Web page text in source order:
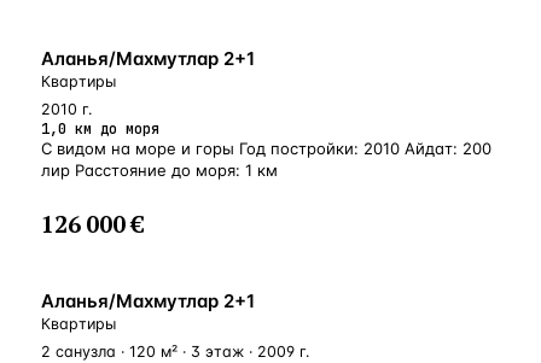
БЛИЗКО К МОРЮ
Аланья/Махмутлар 2+1
Квартиры
2010 г.
1,0 км до моря
С видом на море и горы Год постройки: 2010 Айдат: 200
лир Расстояние до моря: 1 км
126 000 €
У МОРЯ
Аланья/Махмутлар 2+1
Квартиры
2 санузла · 120 м² · 3 этаж · 2009 г.